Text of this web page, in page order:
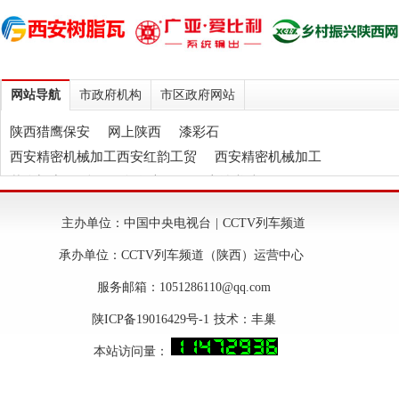
网站导航 市政府机构 市区政府网站
陕西猎鹰保安 网上陕西
漆彩石
西安精密机械加工西安红韵工贸
西安精密机械加工
慕狮门窗
陕西石膏自流平
伍应坤书法
西安树脂瓦
西安纸箱包装
主办单位：中国中央电视台 | CCTV列车频道
承办单位：CCTV列车频道（陕西）运营中心
服务邮箱：1051286110@qq.com
陕ICP备19016429号-1 技术： 丰巢
本站访问量：